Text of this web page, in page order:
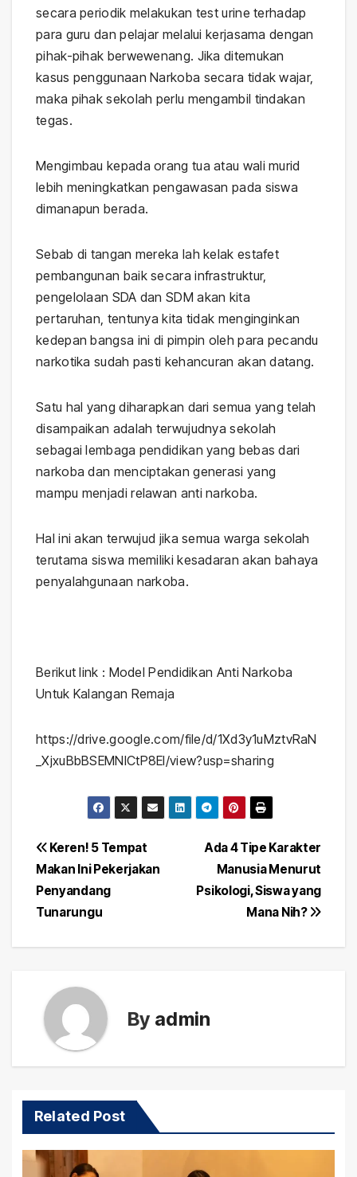
secara periodik melakukan test urine terhadap
para guru dan pelajar melalui kerjasama dengan
pihak-pihak berwewenang. Jika ditemukan
kasus penggunaan Narkoba secara tidak wajar,
maka pihak sekolah perlu mengambil tindakan
tegas.
Mengimbau kepada orang tua atau wali murid
lebih meningkatkan pengawasan pada siswa
dimanapun berada.
Sebab di tangan mereka lah kelak estafet
pembangunan baik secara infrastruktur,
pengelolaan SDA dan SDM akan kita
pertaruhan, tentunya kita tidak menginginkan
kedepan bangsa ini di pimpin oleh para pecandu
narkotika sudah pasti kehancuran akan datang.
Satu hal yang diharapkan dari semua yang telah
disampaikan adalah terwujudnya sekolah
sebagai lembaga pendidikan yang bebas dari
narkoba dan menciptakan generasi yang
mampu menjadi relawan anti narkoba.
Hal ini akan terwujud jika semua warga sekolah
terutama siswa memiliki kesadaran akan bahaya
penyalahgunaan narkoba.
Berikut link : Model Pendidikan Anti Narkoba
Untuk Kalangan Remaja
https://drive.google.com/file/d/1Xd3y1uMztvRaN
_XjxuBbBSEMNICtP8El/view?usp=sharing
Post
navigation
Ada 4 Tipe Karakter
Manusia Menurut
Psikologi, Siswa yang
Mana Nih?
Keren! 5 Tempat
Makan Ini Pekerjakan
Penyandang
Tunarungu
By admin
Related Post